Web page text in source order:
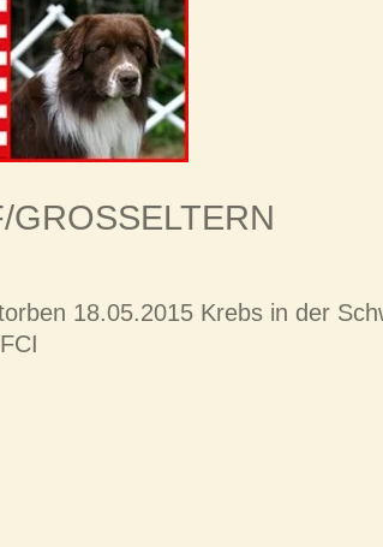
18.05.2015 Krebs in der